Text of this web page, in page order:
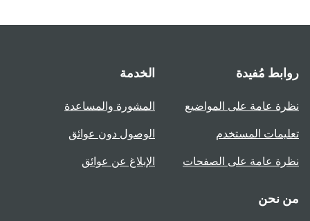
مُفيدة
عامة على المواضيع
المستخدم
عامة على الصفحات
الخدمة
المشورة والمساعدة
الوصول دون عوائق
الإبلاغ عن عوائق
نحن